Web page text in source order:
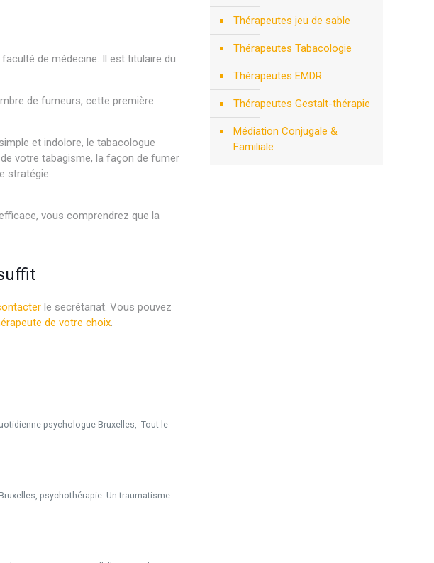
de médecine. Il est titulaire du
de fumeurs, cette première
et indolore, le tabacologue
votre tabagisme, la façon de fumer
stratégie.
vous comprendrez que la
le secrétariat. Vous pouvez
de votre choix.
psychologue Bruxelles, Tout le
psychothérapie Un traumatisme
Thérapeutes jeu de sable
Thérapeutes Tabacologie
Thérapeutes EMDR
Thérapeutes Gestalt-thérapie
Médiation Conjugale &
Familiale